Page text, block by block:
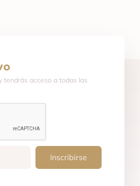
acceso a todas las
Inscribirse